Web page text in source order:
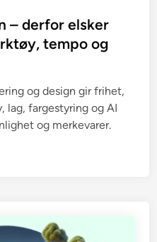
– derfor elsker
tempo og
og design gir frihet,
lag, fargestyring og AI
og merkevarer.